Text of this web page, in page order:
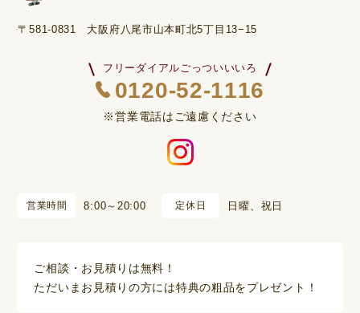
〒581-0831 大阪府八尾市山本町北5丁目13−15
フリーダイアルごっついいいろ
0120-52-1116
※営業電話はご遠慮ください
営業時間 8:00～20:00 定休日 日曜、祝日
ご相談・お見積りは無料！
ただいまお見積りの方には特典の粗品をプレゼント！